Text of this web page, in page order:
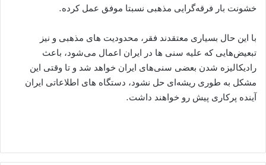
خشونت بار فرقه‌گرایی مذهبی نسبتا موفق عمل کرده.
با این حال بسیاری معتقدند فقر، محدودیت های مذهبی و نیز
تبعیض‌هایی که علیه سنی ها در ایران اعمال می‌شود، باعث
رادیکالیزه شدن بعضی سنی‌های ایران خواهد شد و تا وقتی این
مشکل به طوری ریشه‌ای حل نشود، دستگاه های اطلاعاتی ایران
آینده پرکاری پیش رو خواهند داشت.